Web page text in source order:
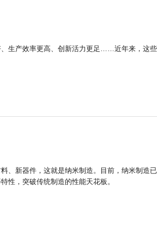
生产效率更高、创新活力更足……近年来，这
、新器件，这就是纳米制造。目前，纳米制造
性，突破传统制造的性能天花板。